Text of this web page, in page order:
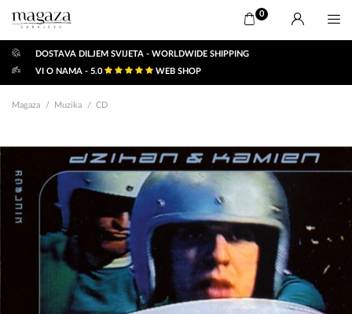
0
DOSTAVA DILJEM SVIJETA - WORLDWIDE SHIPPING
VI O NAMA - 5.0
WEB SHOP
Magaza Muzika CD